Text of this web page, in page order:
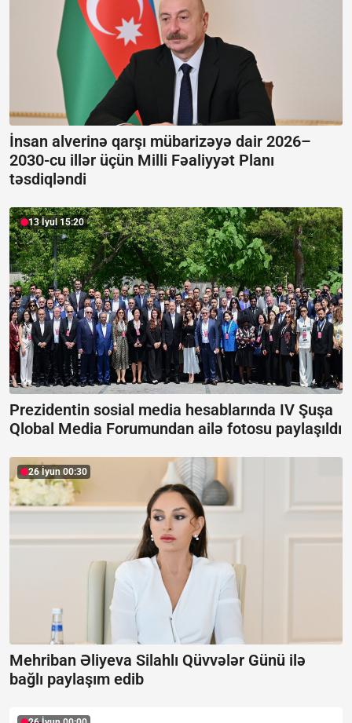
İnsan alverinə qarşı mübarizəyə dair 2026–
2030-cu illər üçün Milli Fəaliyyət Planı
təsdiqləndi
13 İyul 15:20
Prezidentin sosial media hesablarında IV Şuşa
Qlobal Media Forumundan ailə fotosu paylaşıldı
26 İyun 00:30
Mehriban Əliyeva Silahlı Qüvvələr Günü ilə
bağlı paylaşım edib